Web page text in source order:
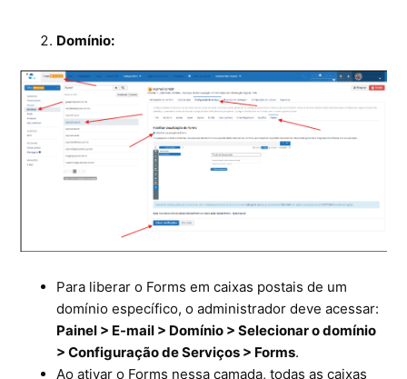
Domínio:
Para liberar o Forms em caixas postais de um
domínio específico, o administrador deve acessar:
Painel > E-mail > Domínio > Selecionar o domínio
> Configuração de Serviços > Forms.
Ao ativar o Forms nessa camada, todas as caixas